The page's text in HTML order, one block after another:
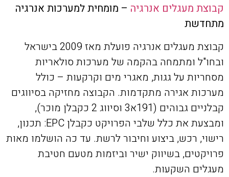
קבוצת מעגלים אנרגיה – מומחית למערכות אנרגיה
מתחדשת
קבוצת מעגלים אנרגיה פועלת מאז 2009 בישראל
ובחו"ל ומתמחה בהקמה של מערכות סולאריות
מסחריות על גגות, מאגרי מים וקרקעות – כולל
מערכות אגירה מתקדמות. הקבוצה מחזיקה בסיווגים
קבלניים גבוהים (191א3 וסיווג 2 כקבלן מוכר),
ומבצעת את כלל שלבי הפרויקט כקבלן EPC: תכנון,
רישוי, רכש, ביצוע וחיבור לרשת. עד כה הושלמו מאות
פרויקטים, בשיווק ישיר וביזמות מטעם חטיבת
מעגלים השקעות.